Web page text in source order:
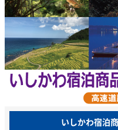
いしかわ宿泊